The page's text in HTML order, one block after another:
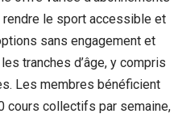
rendre le sport accessible et
sans engagement et
tranches d’âge, y compris
Les membres bénéficient
cours collectifs par semaine,